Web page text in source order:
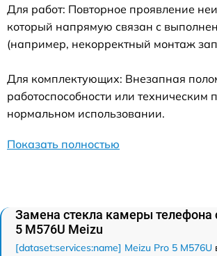
Для работ: Повторное проявление
который напрямую связан с
(например, некорректный монтаж
Для комплектующих: Внезапная
работоспособности или техническим
нормальном использовании.
Показать полностью
Замена стекла камеры телефона
5 M576U Meizu
[dataset:services:name] Meizu Pro 5 M576U